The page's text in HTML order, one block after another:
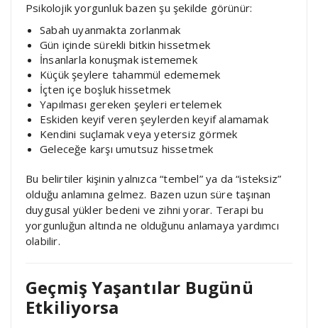
Psikolojik yorgunluk bazen şu şekilde görünür:
Sabah uyanmakta zorlanmak
Gün içinde sürekli bitkin hissetmek
İnsanlarla konuşmak istememek
Küçük şeylere tahammül edememek
İçten içe boşluk hissetmek
Yapılması gereken şeyleri ertelemek
Eskiden keyif veren şeylerden keyif alamamak
Kendini suçlamak veya yetersiz görmek
Geleceğe karşı umutsuz hissetmek
Bu belirtiler kişinin yalnızca “tembel” ya da “isteksiz”
olduğu anlamına gelmez. Bazen uzun süre taşınan
duygusal yükler bedeni ve zihni yorar. Terapi bu
yorgunluğun altında ne olduğunu anlamaya yardımcı
olabilir.
Geçmiş Yaşantılar Bugünü
Etkiliyorsa